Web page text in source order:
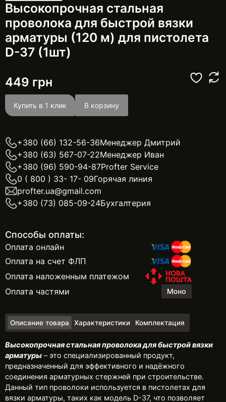
Высокопрочная стальная
проволока для быстрой вязки
арматуры (120 м) для пистолета
D-37 (1шт)
449 грн
Купить в 1 клик В корзину
+380 (66) 132-56-36Менеджер Дмитрий
+380 (63) 567-07-22Менеджер Иван
+380 (96) 590-94-87Profter Service
0 ( 800 ) 33- 17- 09Горячая линия
profter.ua@gmail.com
+380 (73) 085-09-24Бухгалтерия
Способы оплаты:
Оплата онлайн
Оплата на счет ФЛП
Оплата наложенным платежом
Оплата частями
Описание товара Характеристики Комплектация
Высокопрочная стальная проволока для быстрой вязки
арматуры – это специализированный продукт,
предназначенный для эффективного и надёжного
соединения арматурных стержней при строительстве.
Данный тип проволоки используется в пистолетах для
вязки арматуры, таких как модель D-37, что позволяет